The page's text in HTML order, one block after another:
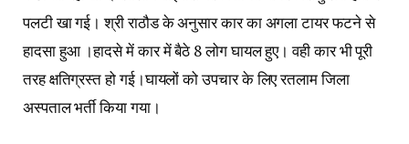
पलटी खा गई। श्री राठौड के अनुसार कार का अगला टायर फटने से
हादसा हुआ ।हादसे में कार में बैठे 8 लोग घायल हुए। वही कार भी पूरी
तरह क्षतिग्रस्त हो गई।घायलों को उपचार के लिए रतलाम जिला
अस्पताल भर्ती किया गया।